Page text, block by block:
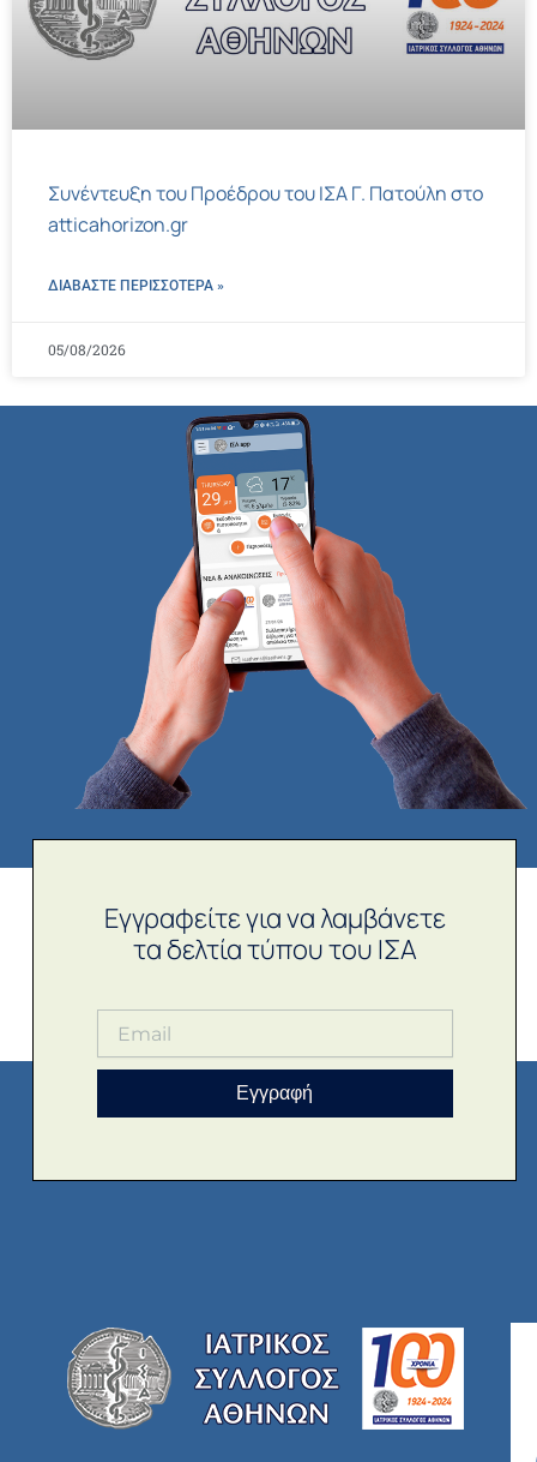
Συνέντευξη του Προέδρου του ΙΣΑ Γ. Πατούλη στο
atticahorizon.gr
ΔΙΑΒΑΣΤΕ ΠΕΡΙΣΣΌΤΕΡΑ »
05/08/2026
Εγγραφείτε για να λαμβάνετε
τα δελτία τύπου του ΙΣΑ
Εγγραφή